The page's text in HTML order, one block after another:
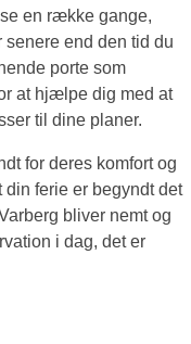
en række gange,
end den tid du
porte som
at hjælpe dig med at
til dine planer.
for deres komfort og
din ferie er begyndt det
bliver nemt og
i dag, det er